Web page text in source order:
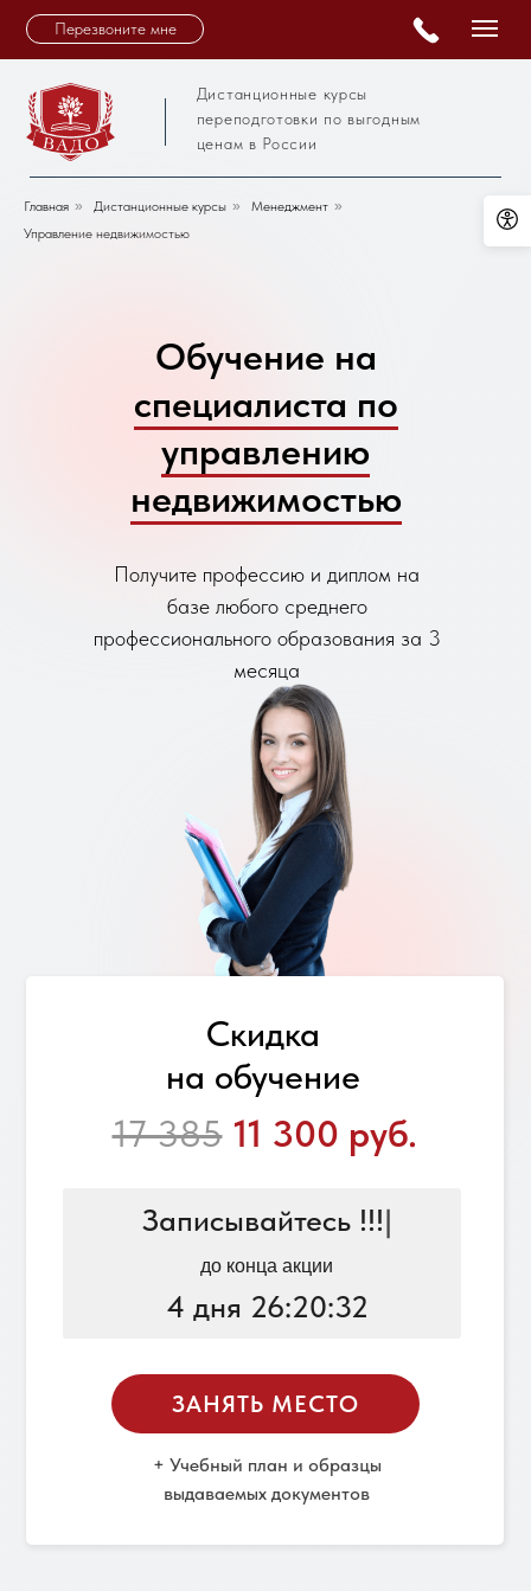
Дистанционные курсы
переподготовки по выгодным
ценам в России
Перезвоните мне
Главная » Дистанционные курсы » Менеджмент »
Управление недвижимостью
Обучение на
специалиста по
управлению
недвижимостью
Получите профессию и диплом на
базе любого среднего
профессионального образования за 3
месяца
+ Учебный план и образцы
выдаваемых документов
11 300 руб.
17 385
ЗАНЯТЬ МЕСТО
Скидка
на обучение
Записывайтесь !!!|
4 дня 26:20:32
до конца акции